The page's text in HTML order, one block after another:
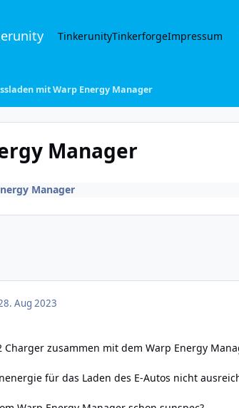
TinkerunityTinkerforgeImpressum
mit Warp Energy Manager
Manager
Manager
Aug 2023
zusammen mit dem Warp Energy
für das Laden des E-Autos nicht